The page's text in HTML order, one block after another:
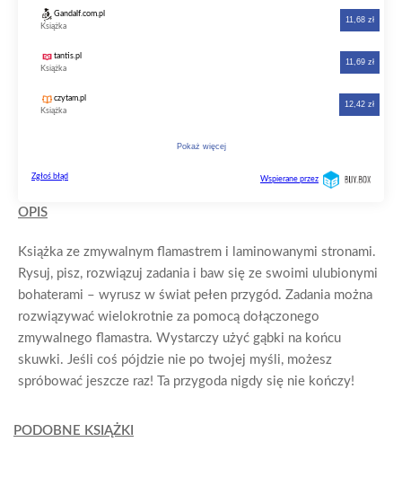
OPIS
Książka ze zmywalnym flamastrem i laminowanymi stronami.
Rysuj, pisz, rozwiązuj zadania i baw się ze swoimi ulubionymi
bohaterami – wyrusz w świat pełen przygód. Zadania można
rozwiązywać wielokrotnie za pomocą dołączonego
zmywalnego flamastra. Wystarczy użyć gąbki na końcu
skuwki. Jeśli coś pójdzie nie po twojej myśli, możesz
spróbować jeszcze raz! Ta przygoda nigdy się nie kończy!
PODOBNE KSIĄŻKI